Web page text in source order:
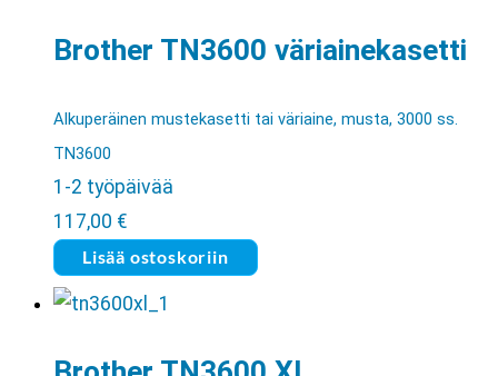
Brother TN3600 väriainekasetti
Alkuperäinen mustekasetti tai väriaine, musta, 3000 ss.
TN3600
1-2 työpäivää
117,00 €
Lisää ostoskoriin